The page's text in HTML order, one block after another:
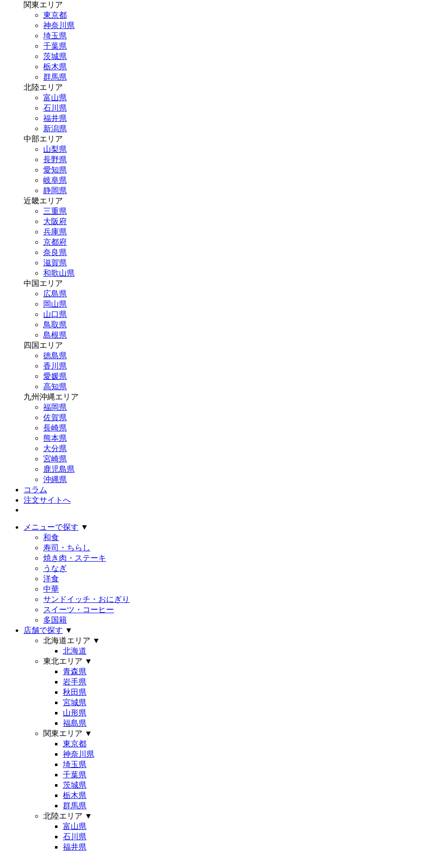
関東エリア
東京都
神奈川県
埼玉県
千葉県
茨城県
栃木県
群馬県
北陸エリア
富山県
石川県
福井県
新潟県
中部エリア
山梨県
長野県
愛知県
岐阜県
静岡県
近畿エリア
三重県
大阪府
兵庫県
京都府
奈良県
滋賀県
和歌山県
中国エリア
広島県
岡山県
山口県
鳥取県
島根県
四国エリア
徳島県
香川県
愛媛県
高知県
九州沖縄エリア
福岡県
佐賀県
長崎県
熊本県
大分県
宮崎県
鹿児島県
沖縄県
コラム
注文サイトへ
メニューで探す ▼
和食
寿司・ちらし
焼き肉・ステーキ
うなぎ
洋食
中華
サンドイッチ・おにぎり
スイーツ・コーヒー
多国籍
店舗で探す ▼
北海道エリア ▼
北海道
東北エリア ▼
青森県
岩手県
秋田県
宮城県
山形県
福島県
関東エリア ▼
東京都
神奈川県
埼玉県
千葉県
茨城県
栃木県
群馬県
北陸エリア ▼
富山県
石川県
福井県